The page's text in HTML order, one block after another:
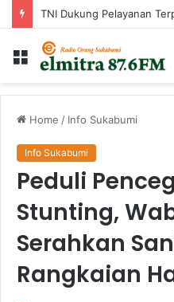
Menu
Home / Info Sukabumi
Info Sukabumi
Peduli
Stunting,
Serahkan
Rangkaian